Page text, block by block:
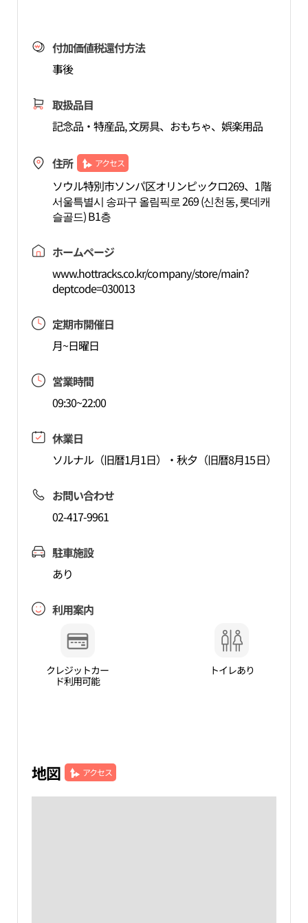
付加価値税還付方法
事後
取扱品目
記念品・特産品, 文房具、おもちゃ、娯楽用品
住所 アクセス
ソウル特別市ソンパ区オリンピックロ269、1階
서울특별시 송파구 올림픽로 269 (신천동, 롯데캐
슬골드) B1층
ホームページ
www.hottracks.co.kr/company/store/main?
deptcode=030013
定期市開催日
月~日曜日
営業時間
09:30~22:00
休業日
ソルナル（旧暦1月1日）・秋夕（旧暦8月15日）
お問い合わせ
02-417-9961
駐車施設
あり
利用案内
クレジットカー
ド利用可能
トイレあり
地図 アクセス